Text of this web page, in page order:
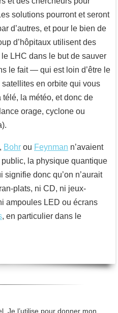
solutions pourront et seront
d’autres, et pour le bien de
d’hôpitaux utilisent des
LHC dans le but de sauver
le fait — qui est loin d’être le
en orbite qui vous
télé, la météo, et donc de
orage, cyclone ou
, Bohr ou Feynman n’avaient
public, la physique quantique
donc qu’on n’aurait
plats, ni CD, ni jeux-
ampoules LED ou écrans
, en particulier dans le
Je l’utilise pour donner mon